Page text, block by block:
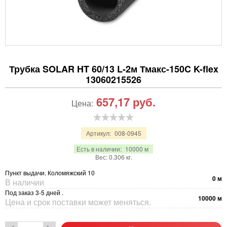
Трубка SOLAR HT 60/13 L-2м Тмакс-150C K-flex
13060215526
Артикул: 008-0945
Есть в наличии: 10000 м
Вес:0.306 кг.
Цена: 657,17 руб.
Пункт выдачи. Коломяжский 10
В наличии 0м
Под заказ 3-5 дней .
Цена и срок поставки может меняться. 10000м